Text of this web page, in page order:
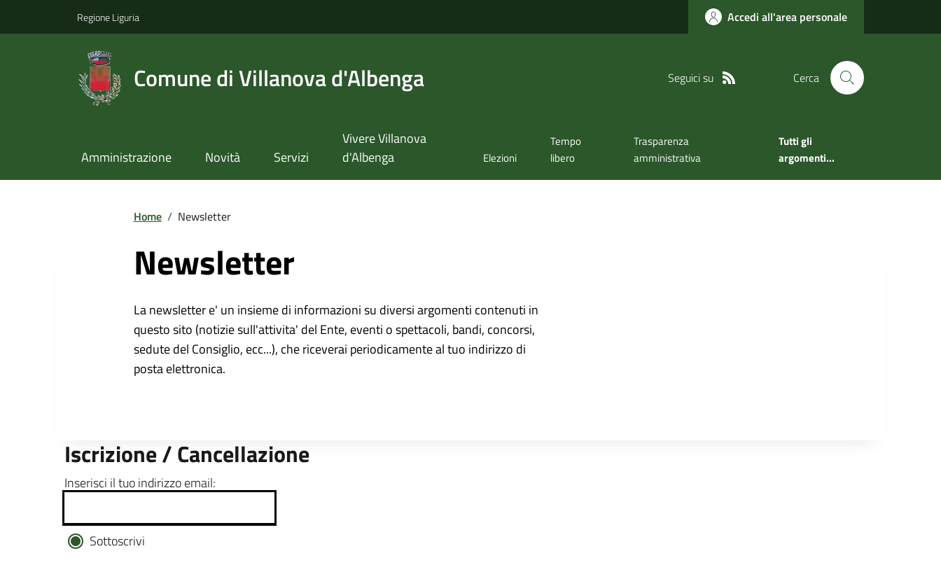
Regione Liguria Accedi all'area personale
Comune di Villanova d'Albenga Seguici su Cerca
Amministrazione Novità Servizi
Vivere Villanova
d'Albenga
Elezioni
Tempo
libero
Trasparenza
amministrativa
Tutti gli
argomenti...
Home / Newsletter
Newsletter
La newsletter e' un insieme di informazioni su diversi argomenti contenuti in
questo sito (notizie sull'attivita' del Ente, eventi o spettacoli, bandi, concorsi,
sedute del Consiglio, ecc...), che riceverai periodicamente al tuo indirizzo di
posta elettronica.
Iscrizione / Cancellazione
Inserisci il tuo indirizzo email:
Sottoscrivi